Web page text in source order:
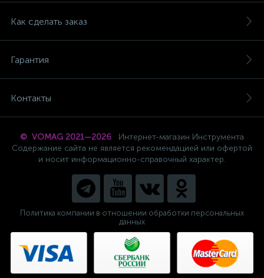
Как сделать заказ
Гарантия
Контакты
© VOMAG 2021—2026
Интернет-магазин Инструмента
Содержание сайта не является рекомендацией или офертой
и носит информационно-справочный характер.
Политика компании в отношении обработки персональных
данных